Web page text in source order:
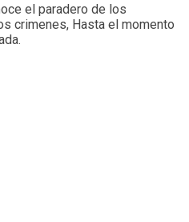
el paradero de los
crimenes, Hasta el momento